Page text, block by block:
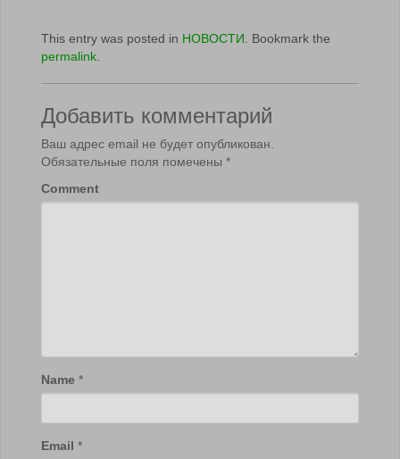
This entry was posted in НОВОСТИ . Bookmark the
permalink
Добавить комментарий
Ваш адрес email не будет опубликован.
Обязательные поля помечены *
Comment
Name *
Email *